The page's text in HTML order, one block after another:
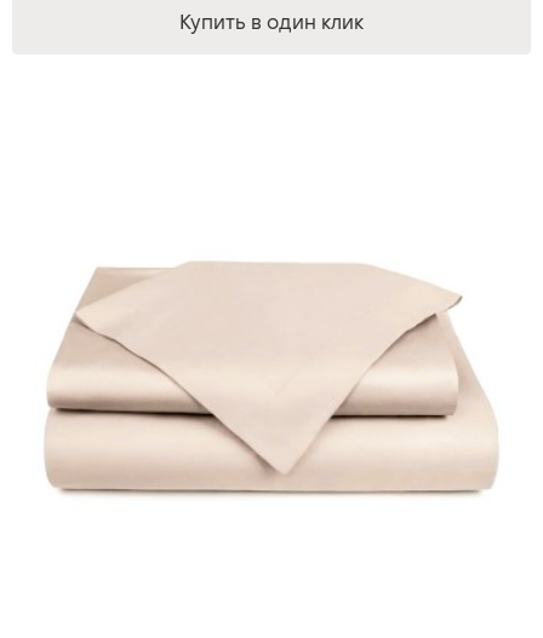
Купить в один клик